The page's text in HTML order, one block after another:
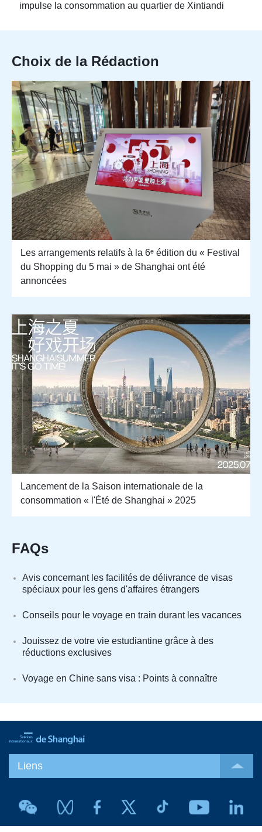
impulse la consommation au quartier de Xintiandi
Choix de la Rédaction
Les arrangements relatifs à la 6ᵉ édition du « Festival
du Shopping du 5 mai » de Shanghai ont été
annoncées
Lancement de la Saison internationale de la
consommation « l'Été de Shanghai » 2025
FAQs
Avis concernant les facilités de délivrance de visas
spéciaux pour les gens d'affaires étrangers
Conseils pour le voyage en train durant les vacances
Jouissez de votre vie estudiantine grâce à des
réductions exclusives
Voyage en Chine sans visa : Points à connaître
Liens